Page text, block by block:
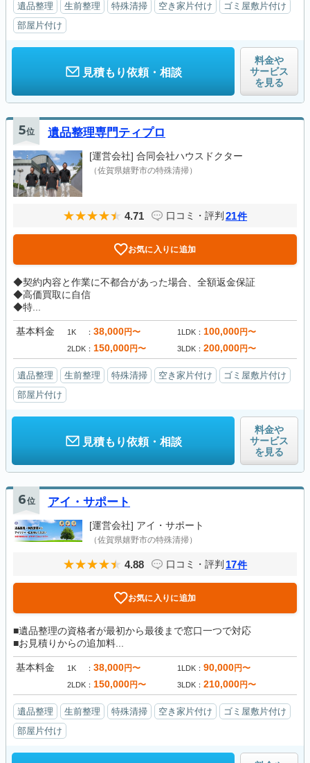
遺品整理 生前整理 特殊清掃 空き家片付け
ゴミ屋敷片付け
部屋片付け
見積もり依頼・相談
料金や
サービス
を見る
5位 遺品整理専門ティプロ
[運営会社] 合同会社ハウスドクター
（佐賀県嬉野市の特殊清掃）
4.71 口コミ・評判 21件
お気に入りに追加
◆契約内容と作業に不都合があった場合、全額返金保証
◆高価買取に自信
◆特...
基本料金 1K 38,000円〜 1LDK 100,000円〜
2LDK 150,000円〜 3LDK 200,000円〜
遺品整理 生前整理 特殊清掃 空き家片付け
ゴミ屋敷片付け
部屋片付け
見積もり依頼・相談
料金や
サービス
を見る
6位 アイ・サポート
[運営会社] アイ・サポート
（佐賀県嬉野市の特殊清掃）
4.88 口コミ・評判 17件
お気に入りに追加
■遺品整理の資格者が最初から最後まで窓口一つで対応
■お見積りからの追加料...
基本料金 1K 38,000円〜 1LDK 90,000円〜
2LDK 150,000円〜 3LDK 210,000円〜
遺品整理 生前整理 特殊清掃 空き家片付け
ゴミ屋敷片付け
部屋片付け